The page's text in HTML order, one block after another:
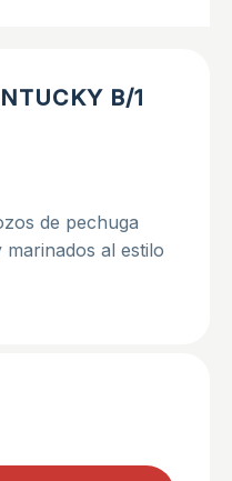
B/1
de pechuga
al estilo